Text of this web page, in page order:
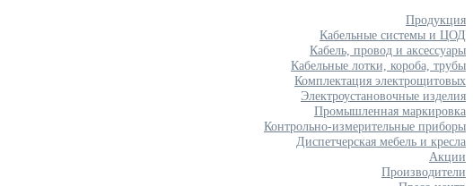
Продукция
Кабельные системы и ЦОД
Кабель, провод и аксессуары
Кабельные лотки, короба, трубы
Комплектация электрощитовых
Электроустановочные изделия
Промышленная маркировка
Контрольно-измерительные приборы
Диспетчерская мебель и кресла
Акции
Производители